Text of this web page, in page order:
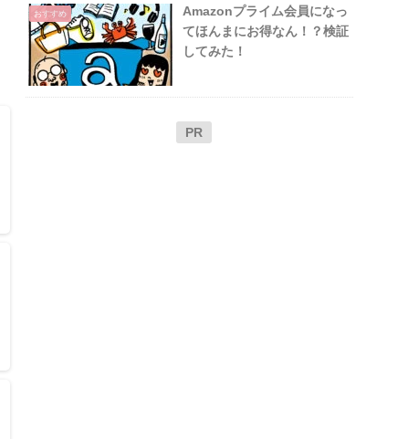
おすすめ
Amazonプライム会員になっ
てほんまにお得なん！？検証
してみた！
PR